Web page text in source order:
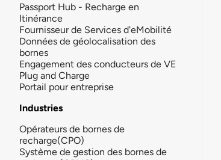
Passport Hub - Recharge en
Itinérance
Fournisseur de Services d'eMobilité
Données de géolocalisation des
bornes
Engagement des conducteurs de VE
Plug and Charge
Portail pour entreprise
Industries
Opérateurs de bornes de
recharge(CPO)
Système de gestion des bornes de